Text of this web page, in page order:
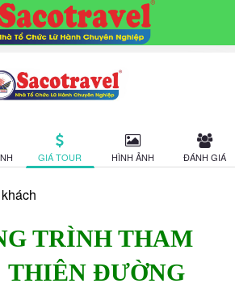
GIÁ TOUR HÌNH ẢNH ĐÁNH GIÁ
khách
TRÌNH THAM
THIÊN ĐƯỜNG